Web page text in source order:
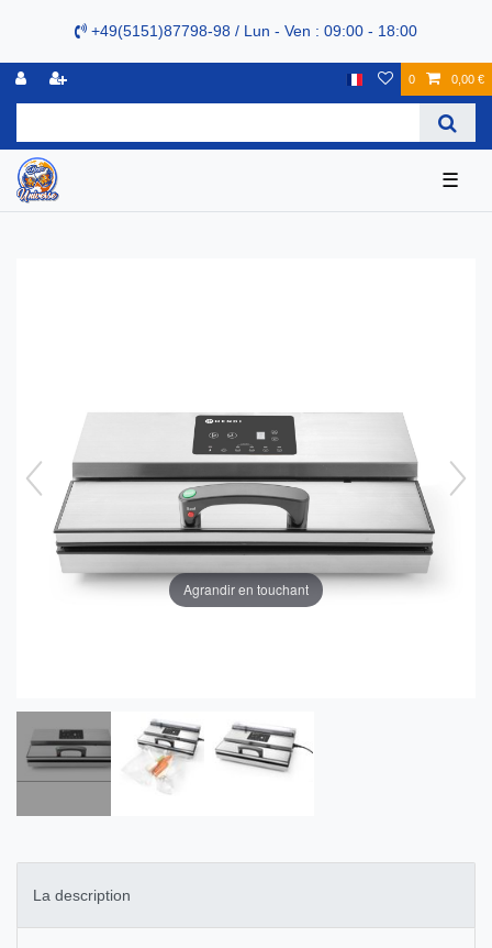
+49(5151)87798-98 / Lun - Ven : 09:00 - 18:00
0 0,00 €
☰
Agrandir en touchant
La description